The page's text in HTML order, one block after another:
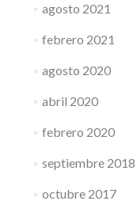
agosto 2021
febrero 2021
agosto 2020
abril 2020
febrero 2020
septiembre 2018
octubre 2017